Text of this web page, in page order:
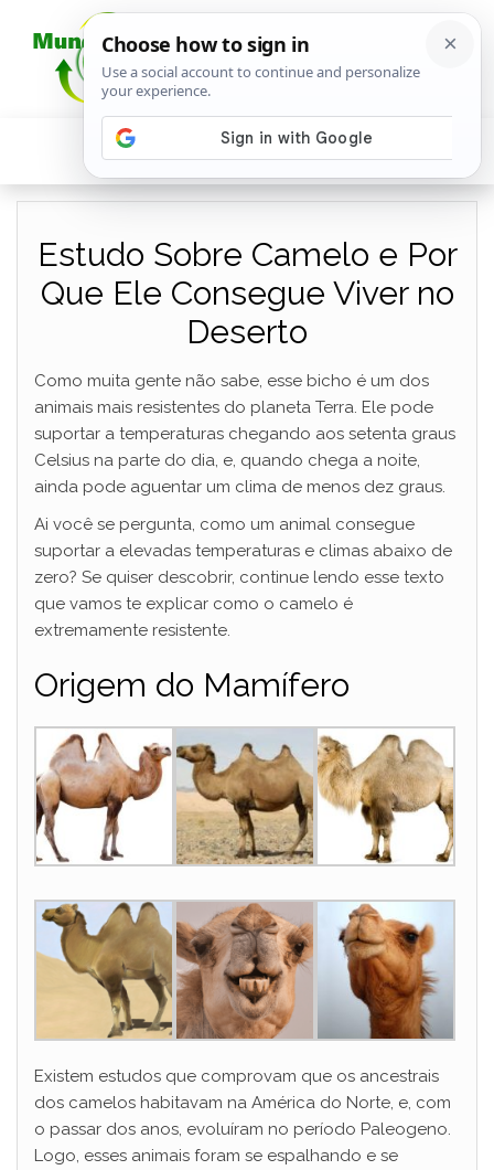
Estudo Sobre Camelo e Por
Que Ele Consegue Viver no
Deserto
Como muita gente não sabe, esse bicho é um dos
animais mais resistentes do planeta Terra. Ele pode
suportar a temperaturas chegando aos setenta graus
Celsius na parte do dia, e, quando chega a noite,
ainda pode aguentar um clima de menos dez graus.
Ai você se pergunta, como um animal consegue
suportar a elevadas temperaturas e climas abaixo de
zero? Se quiser descobrir, continue lendo esse texto
que vamos te explicar como o camelo é
extremamente resistente.
Origem do Mamífero
Existem estudos que comprovam que os ancestrais
dos camelos habitavam na América do Norte, e, com
o passar dos anos, evoluíram no período Paleogeno.
Logo, esses animais foram se espalhando e se